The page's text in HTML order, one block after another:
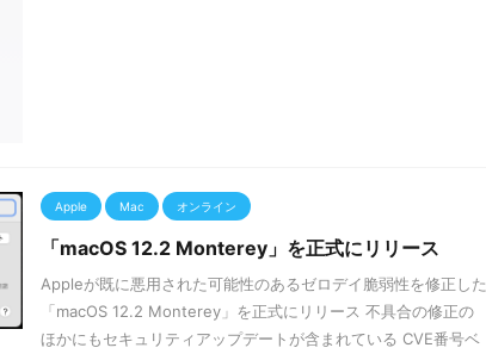
Apple Mac オンライン
「macOS 12.2 Monterey」を正式にリリース
Appleが既に悪用された可能性のあるゼロデイ脆弱性を修正した
「macOS 12.2 Monterey」を正式にリリース 不具合の修正の
ほかにもセキュリティアップデートが含まれている CVE番号ベ